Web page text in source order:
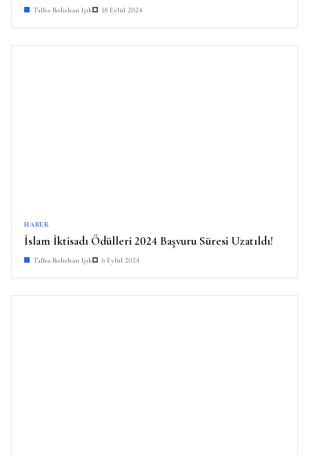
Talha Bedirhan Işık 18 Eylül 2024
HABER
İslam İktisadı Ödülleri 2024 Başvuru Süresi Uzatıldı!
Talha Bedirhan Işık 6 Eylül 2024